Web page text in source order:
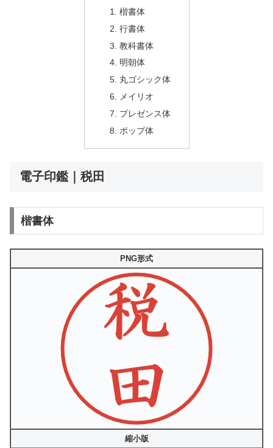
楷書体
行書体
教科書体
明朝体
丸ゴシック体
メイリオ
プレゼンス体
ポップ体
電子印鑑｜税田
楷書体
PNG形式
縮小版